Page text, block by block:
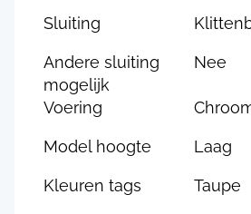
Sluiting
Andere sluiting
mogelijk
Nee
Voering
Model hoogte Laag
Kleuren tags Taupe